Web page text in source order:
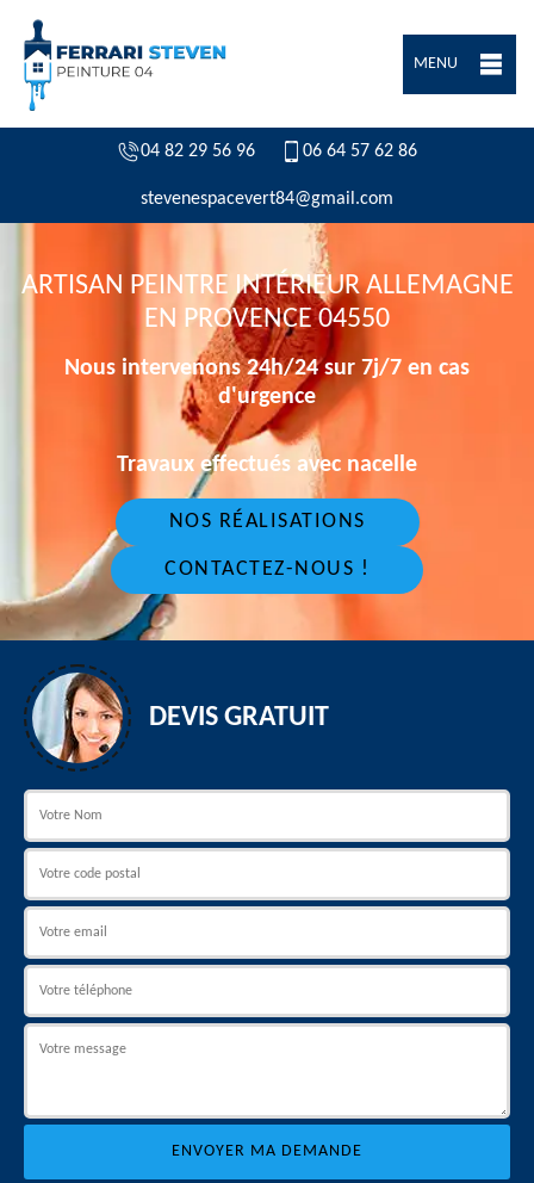
MENU
04 82 29 56 96 06 64 57 62 86
stevenespacevert84@gmail.com
ARTISAN PEINTRE INTÉRIEUR ALLEMAGNE
EN PROVENCE 04550
Nous intervenons 24h/24 sur 7j/7 en cas
d'urgence
Travaux effectués avec nacelle
NOS RÉALISATIONS
CONTACTEZ-NOUS !
DEVIS GRATUIT